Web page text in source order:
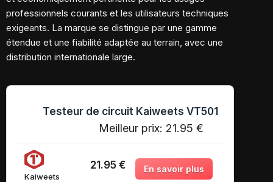
professionnels courants et les utilisateurs techniques
exigeants. La marque se distingue par une gamme
étendue et une fiabilité adaptée au terrain, avec une
distribution internationale large.
Testeur de circuit Kaiweets VT501
Meilleur prix: 21.95 €
Kaiweets
21.95 €